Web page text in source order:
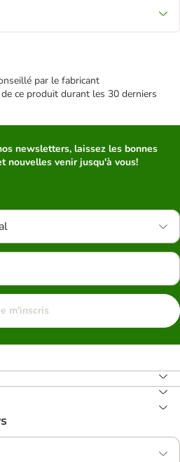
par le fabricant
ce produit durant les 30 derniers
newsletters, laissez les bonnes
nouvelles venir jusqu'à vous!
m'inscris